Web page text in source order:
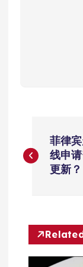
章
航
菲律
线申
更新？